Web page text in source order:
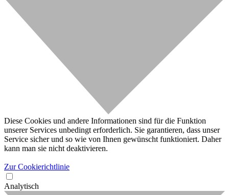
Diese Cookies und andere Informationen sind für die Funktion
unserer Services unbedingt erforderlich. Sie garantieren, dass unser
Service sicher und so wie von Ihnen gewünscht funktioniert. Daher
kann man sie nicht deaktivieren.
Zur Cookierichtlinie
Analytisch